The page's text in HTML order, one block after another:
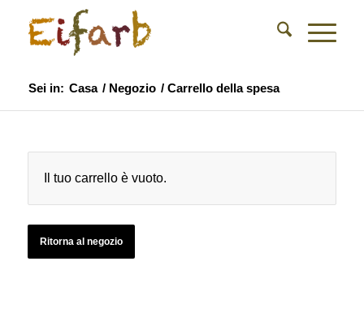
Sei in: Casa / Negozio / Carrello della spesa
Il tuo carrello è vuoto.
Ritorna al negozio